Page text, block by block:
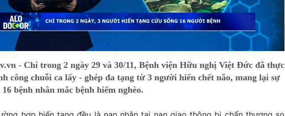
- Chỉ trong 2 ngày 29 và 30/11, Bệnh viện Hữu nghị Việt Đức đã thực
công chuỗi ca lấy - ghép đa tạng từ 3 người hiến chết não, mang lại sự
16 bệnh nhân mắc bệnh hiểm nghèo.